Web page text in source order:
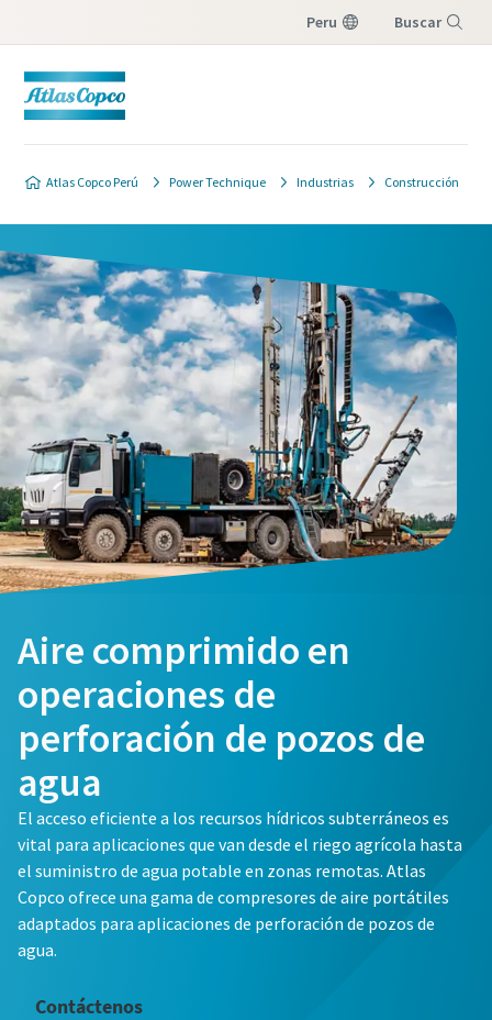
Peru Buscar
Atlas Copco Perú Power Technique Industrias Construcción
Aire comprimido en
operaciones de
perforación de pozos de
agua
El acceso eficiente a los recursos hídricos subterráneos es
vital para aplicaciones que van desde el riego agrícola hasta
el suministro de agua potable en zonas remotas. Atlas
Copco ofrece una gama de compresores de aire portátiles
adaptados para aplicaciones de perforación de pozos de
agua.
Contáctenos